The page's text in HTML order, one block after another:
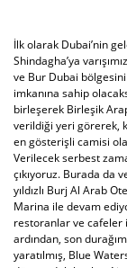
İlk olarak Dubai’nin
Shindagha’ya
ve Bur Dubai
imkanına sahip
birleşerek Birleşik
verildiği yeri görerek,
en gösterişli camisi
Verilecek serbest
çıkıyoruz. Burada da
yıldızlı Burj Al Arab
Marina ile devam
restoranlar ve cafeler
ardından, son
yaratılmış, Blue